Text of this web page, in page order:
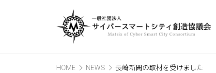
HOME NEWS 長崎新聞の取材を受けました